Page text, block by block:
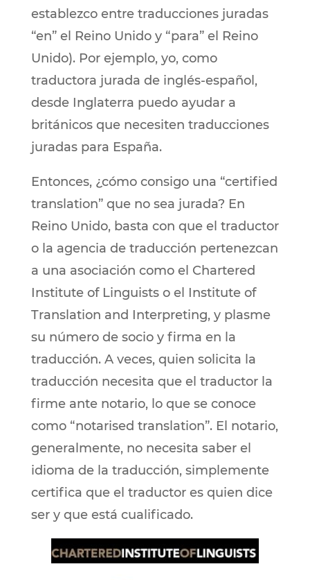
establezco entre traducciones juradas
“en” el Reino Unido y “para” el Reino
Unido). Por ejemplo, yo, como
traductora jurada de inglés-español,
desde Inglaterra puedo ayudar a
británicos que necesiten traducciones
juradas para España.
Entonces, ¿cómo consigo una “certified
translation” que no sea jurada? En
Reino Unido, basta con que el traductor
o la agencia de traducción pertenezcan
a una asociación como el Chartered
Institute of Linguists o el Institute of
Translation and Interpreting, y plasme
su número de socio y firma en la
traducción. A veces, quien solicita la
traducción necesita que el traductor la
firme ante notario, lo que se conoce
como “notarised translation”. El notario,
generalmente, no necesita saber el
idioma de la traducción, simplemente
certifica que el traductor es quien dice
ser y que está cualificado.